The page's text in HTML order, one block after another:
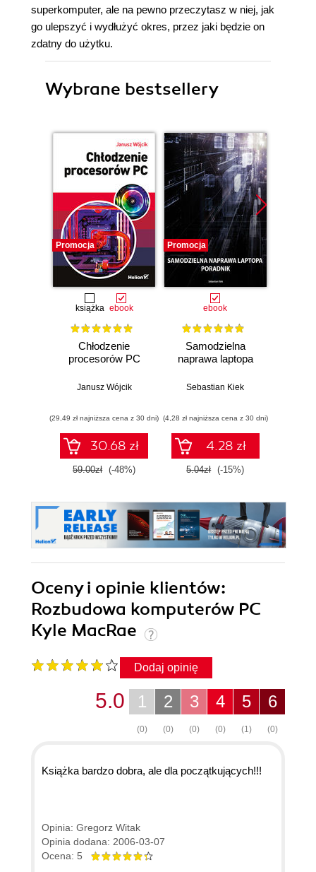
superkomputer, ale na pewno przeczytasz w niej, jak
go ulepszyć i wydłużyć okres, przez jaki będzie on
zdatny do użytku.
Wybrane bestsellery
Promocja
książka ebook
Chłodzenie
procesorów PC
Janusz Wójcik
(29,49 zł najniższa cena z 30 dni)
30.68 zł
59.00zł (-48%)
Promocja
ebook
Samodzielna
naprawa laptopa
Sebastian Kiek
(4,28 zł najniższa cena z 30 dni)
4.28 zł
5.04zł (-15%)
Oceny i opinie klientów:
Rozbudowa komputerów PC
Kyle MacRae
Dodaj opinię
6
(0)
5
(1)
4
(0)
3
(0)
2
(0)
1
(0)
5.0
Książka bardzo dobra, ale dla początkujących!!!
Opinia: Gregorz Witak
Opinia dodana: 2006-03-07
Ocena: 5